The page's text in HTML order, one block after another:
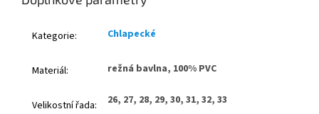
Kategorie: Chlapecké
Materiál: režná bavlna, 100% PVC
Velikostní řada: 26, 27, 28, 29, 30, 31, 32, 33